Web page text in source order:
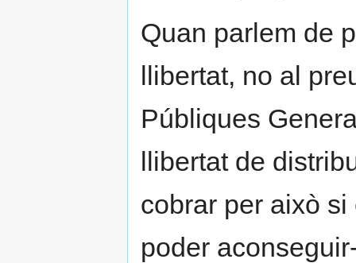
Quan parlem de
llibertat, no al
Públiques
llibertat de
cobrar per això
poder